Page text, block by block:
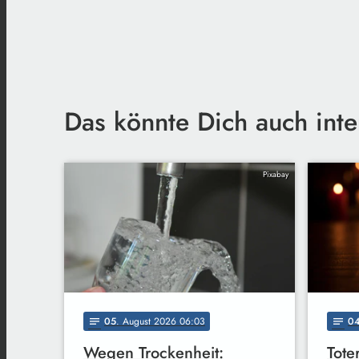
Das könnte Dich auch
Pixabay
notes 05. August 2026 06:03
Wegen Trockenheit:
notes 04